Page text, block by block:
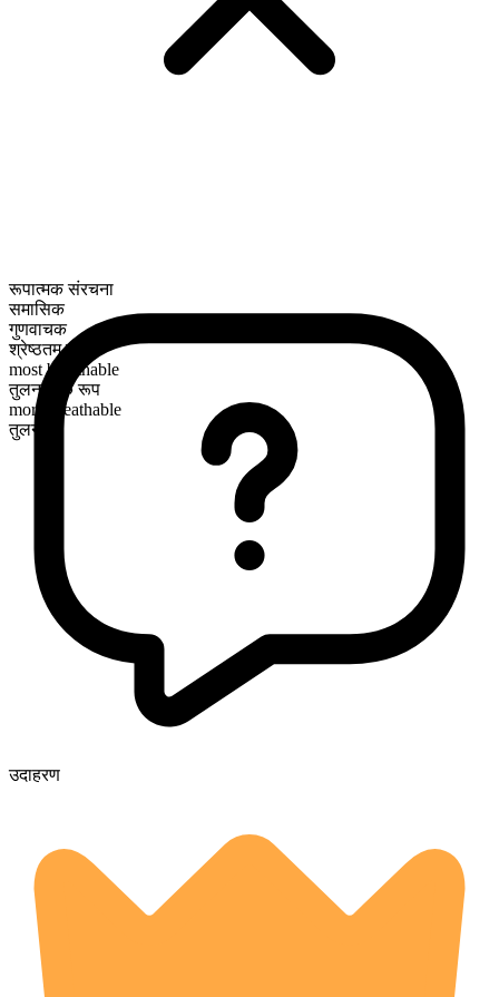
रूपात्मक संरचना
समासिक
गुणवाचक
श्रेष्ठतम रूप
most breathable
तुलनात्मक रूप
more breathable
तुलनीय
उदाहरण